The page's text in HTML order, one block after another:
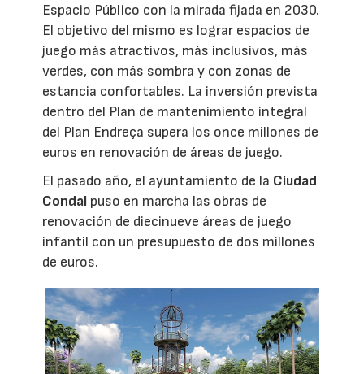
Espacio Público con la mirada fijada en 2030.
El objetivo del mismo es lograr espacios de
juego más atractivos, más inclusivos, más
verdes, con más sombra y con zonas de
estancia confortables. La inversión prevista
dentro del Plan de mantenimiento integral
del Plan Endreça supera los once millones de
euros en renovación de áreas de juego.
El pasado año, el ayuntamiento de la Ciudad
Condal puso en marcha las obras de
renovación de diecinueve áreas de juego
infantil con un presupuesto de dos millones
de euros.